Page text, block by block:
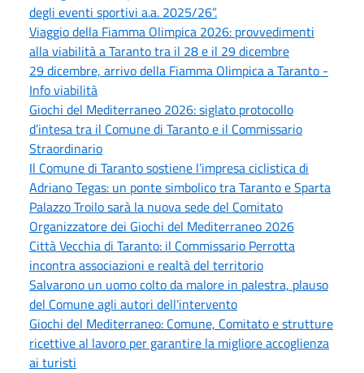
degli eventi sportivi a.a. 2025/26”.
Viaggio della Fiamma Olimpica 2026: provvedimenti
alla viabilità a Taranto tra il 28 e il 29 dicembre
29 dicembre, arrivo della Fiamma Olimpica a Taranto -
Info viabilità
Giochi del Mediterraneo 2026: siglato protocollo
d’intesa tra il Comune di Taranto e il Commissario
Straordinario
Il Comune di Taranto sostiene l’impresa ciclistica di
Adriano Tegas: un ponte simbolico tra Taranto e Sparta
Palazzo Troilo sarà la nuova sede del Comitato
Organizzatore dei Giochi del Mediterraneo 2026
Città Vecchia di Taranto: il Commissario Perrotta
incontra associazioni e realtà del territorio
Salvarono un uomo colto da malore in palestra, plauso
del Comune agli autori dell'intervento
Giochi del Mediterraneo: Comune, Comitato e strutture
ricettive al lavoro per garantire la migliore accoglienza
ai turisti